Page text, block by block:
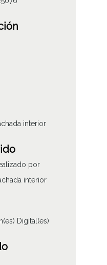
interior
por
interior
Digital(es)